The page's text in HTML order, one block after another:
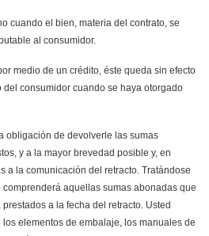
cuando el bien, materia del contrato, se
al consumidor.
medio de un crédito, éste queda sin efecto
consumidor cuando se haya otorgado
obligación de devolverle las sumas
y a la mayor brevedad posible y, en
a la comunicación del retracto. Tratándose
aquellas sumas abonadas que
a la fecha del retracto. Usted
elementos de embalaje, los manuales de